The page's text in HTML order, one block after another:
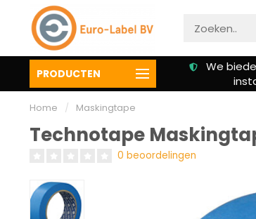
PRODUCTEN
We bieden altijd hulp bij
installatie
Klanten
Home / Maskingtape
Technotape
0 beoordelingen